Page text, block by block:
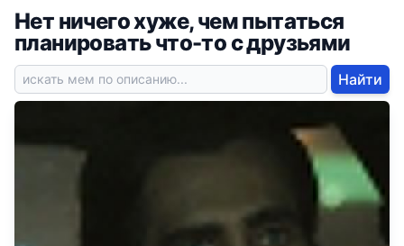
Нет ничего хуже, чем пытаться
планировать что-то с друзьями
Найти